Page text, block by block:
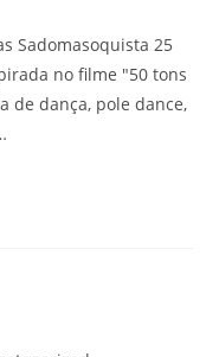
Sadomasoquista 25
no filme "50 tons
de dança, pole dance,